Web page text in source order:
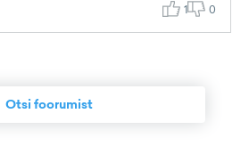
1 0
Otsi foorumist